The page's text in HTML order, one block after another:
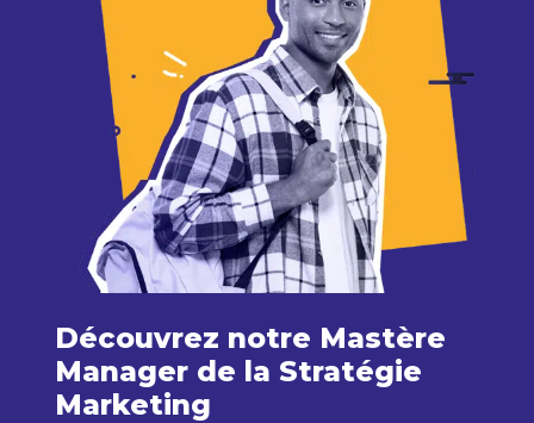
Découvrez notre Mastère
Manager de la Stratégie
Marketing